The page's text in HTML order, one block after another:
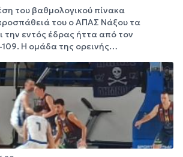
του βαθμολογικού πίνακα
του ο ΑΠΑΣ Νάξου τα
την εντός έδρας ήττα από τον
Η ομάδα της ορεινής…